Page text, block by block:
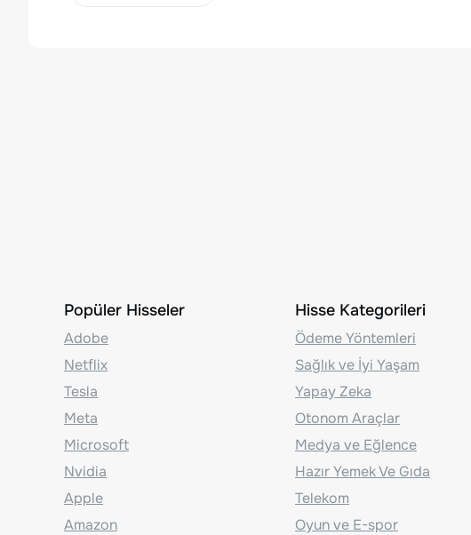
Popüler Hisseler
Adobe
Netflix
Tesla
Meta
Microsoft
Nvidia
Apple
Amazon
Hisse Kategorileri
Ödeme Yöntemleri
Sağlık ve İyi Yaşam
Yapay Zeka
Otonom Araçlar
Medya ve Eğlence
Hazır Yemek Ve Gıda
Telekom
Oyun ve E-spor